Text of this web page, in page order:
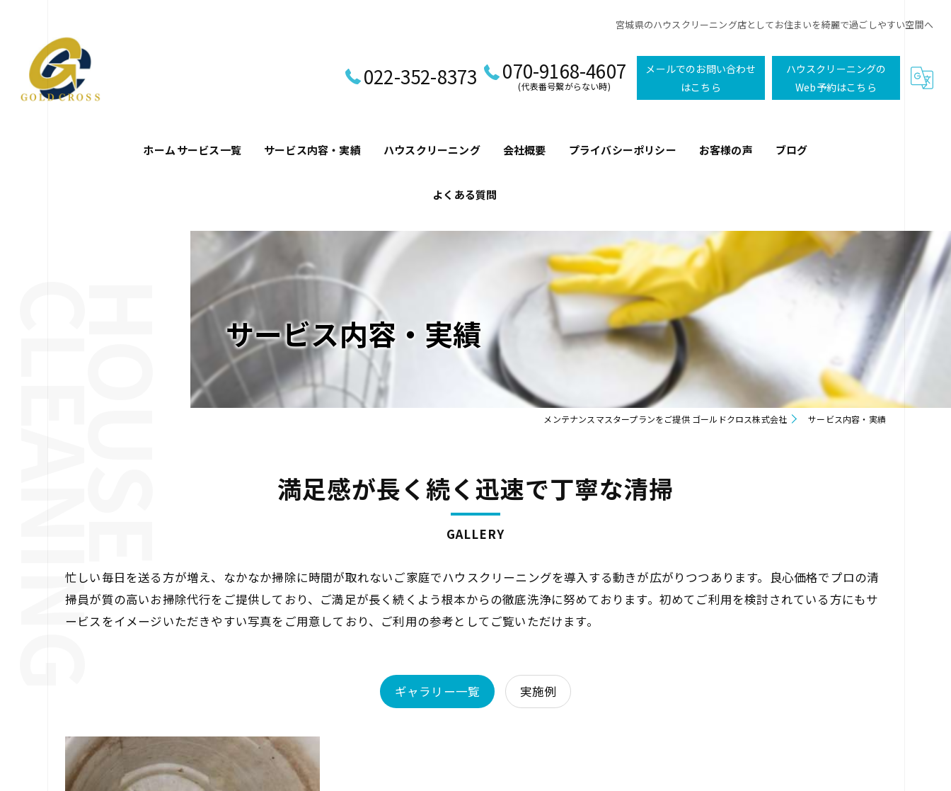
宮城県のハウスクリーニング店としてお住まいを綺麗で過ごしやすい空間へ
022-352-8373 070-9168-4607
(代表番号繋がらない時)
メールでのお問い合わせ
はこちら
ハウスクリーニングの
Web予約はこちら
ホームサービス一覧 サービス内容・実績 ハウスクリーニング 会社概要 プライバシーポリシー お客様の声 ブログ
よくある質問
サービス内容・実績
メンテナンスマスタープランをご提供 ゴールドクロス株式会社 サービス内容・実績
満足感が長く続く迅速で丁寧な清掃
GALLERY
忙しい毎日を送る方が増え、なかなか掃除に時間が取れないご家庭でハウスクリーニングを導入する動きが広がりつつあります。良心価格でプロの清
掃員が質の高いお掃除代行をご提供しており、ご満足が長く続くよう根本からの徹底洗浄に努めております。初めてご利用を検討されている方にもサ
ービスをイメージいただきやすい写真をご用意しており、ご利用の参考としてご覧いただけます。
ギャラリー一覧 実施例